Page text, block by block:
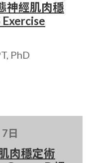
神經肌肉穩
Exercise
PhD
日
肉穩定術